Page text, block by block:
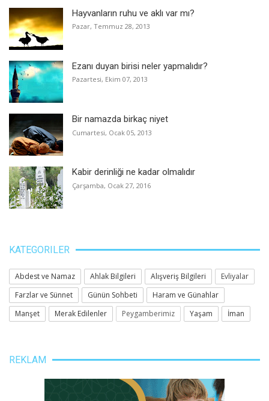
Hayvanların ruhu ve aklı var mı?
Pazar, Temmuz 28, 2013
Ezanı duyan birisi neler yapmalıdır?
Pazartesi, Ekim 07, 2013
Bir namazda birkaç niyet
Cumartesi, Ocak 05, 2013
Kabir derinliği ne kadar olmalıdır
Çarşamba, Ocak 27, 2016
KATEGORILER
Abdest ve Namaz Ahlak Bilgileri Alışveriş Bilgileri
Evliyalar
Farzlar ve Sünnet
Günün Sohbeti
Haram ve Günahlar
Manşet
Merak Edilenler Peygamberimiz Yaşam İman
REKLAM